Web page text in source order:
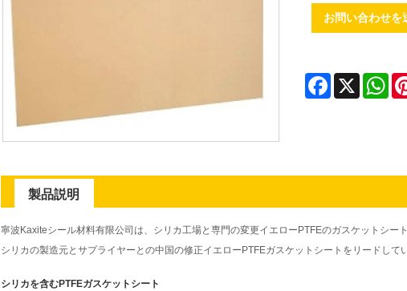
お問い合わせを
Facebook
X
製品説明
寧波Kaxiteシール材料有限公司は、シリカ工場と専門の変更イエローPTFEのガスケットシート
シリカの製造元とサプライヤーとの中国の修正イエローPTFEガスケットシートをリードしてい
シリカを含むPTFEガスケットシート